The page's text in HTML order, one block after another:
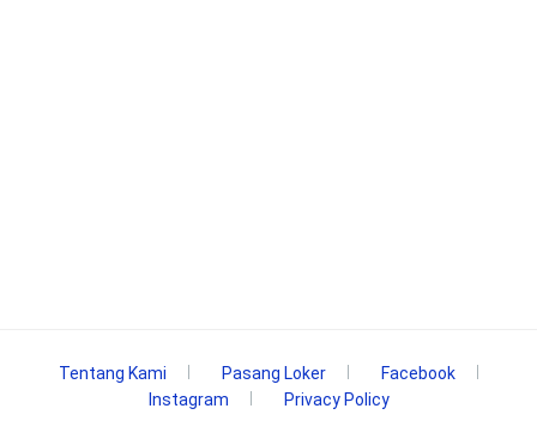
Tentang Kami Pasang Loker
Facebook
Instagram
Privacy Policy